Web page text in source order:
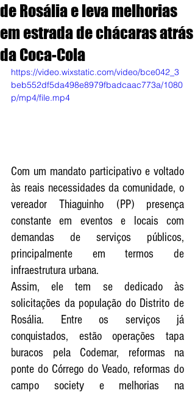
de Rosália e leva melhorias
em estrada de chácaras atrás
da Coca-Cola
https://video.wixstatic.com/video/bce042_3
beb552df5da498e8979fbadcaac773a/1080
p/mp4/file.mp4
Com um mandato participativo e voltado
às reais necessidades da comunidade, o
vereador Thiaguinho (PP) presença
constante em eventos e locais com
demandas de serviços públicos,
principalmente em termos de
infraestrutura urbana.
Assim, ele tem se dedicado às
solicitações da população do Distrito de
Rosália. Entre os serviços já
conquistados, estão operações tapa
buracos pela Codemar, reformas na
ponte do Córrego do Veado, reformas do
campo society e melhorias na